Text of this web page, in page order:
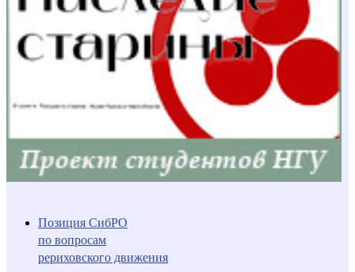
Позиция СибРО
по вопросам
рериховского движения